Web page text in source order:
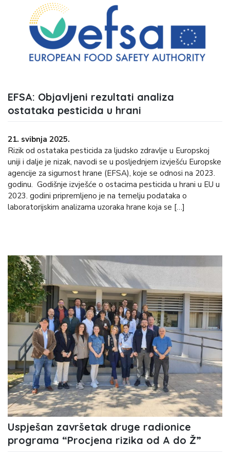
EFSA: Objavljeni rezultati analiza
ostataka pesticida u hrani
21. svibnja 2025.
Rizik od ostataka pesticida za ljudsko zdravlje u Europskoj
uniji i dalje je nizak, navodi se u posljednjem izvješću Europske
agencije za sigurnost hrane (EFSA), koje se odnosi na 2023.
godinu. Godišnje izvješće o ostacima pesticida u hrani u EU u
2023. godini pripremljeno je na temelju podataka o
laboratorijskim analizama uzoraka hrane koja se […]
Uspješan završetak druge radionice
programa “Procjena rizika od A do Ž”